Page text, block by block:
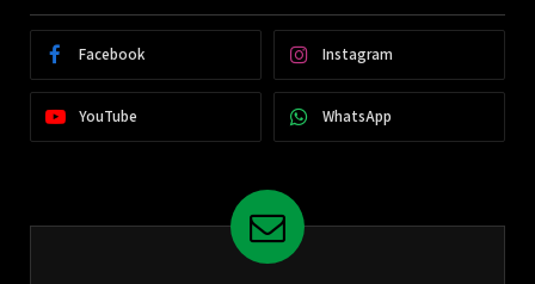
Facebook Instagram
YouTube WhatsApp